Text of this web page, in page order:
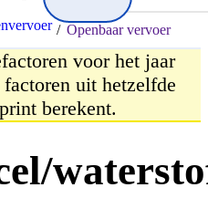
/ Openbaar vervoer
voor het jaar
uit hetzelfde
berekent.